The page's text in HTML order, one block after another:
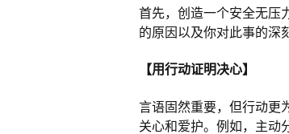
首先，创造一个安全无压
的原因以及你对此事的深
【用行动证明决心】
言语固然重要，但行动更
关心和爱护。例如，主动